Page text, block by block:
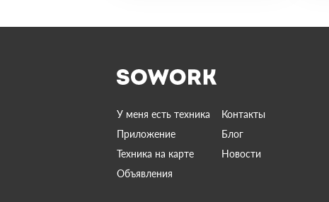
У меня есть техника
Контакты
Приложение
Блог
Техника на карте
Новости
Объявления